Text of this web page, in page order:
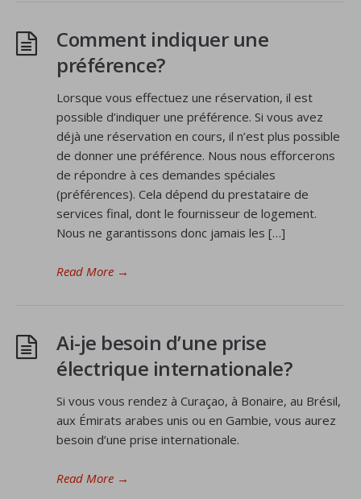
Comment indiquer une
préférence?
Lorsque vous effectuez une réservation, il est
possible d’indiquer une préférence. Si vous avez
déjà une réservation en cours, il n’est plus possible
de donner une préférence. Nous nous efforcerons
de répondre à ces demandes spéciales
(préférences). Cela dépend du prestataire de
services final, dont le fournisseur de logement.
Nous ne garantissons donc jamais les […]
Read More →
Ai-je besoin d’une prise
électrique internationale?
Si vous vous rendez à Curaçao, à Bonaire, au Brésil,
aux Émirats arabes unis ou en Gambie, vous aurez
besoin d’une prise internationale.
Read More →